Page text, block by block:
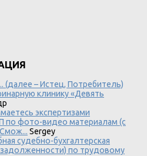
(далее – Истец, Потребитель)
клинику «Девять
экспертизами
по фото-видео материалам (с
Sergey
судебно-бухгалтерская
задолженности) по трудовому